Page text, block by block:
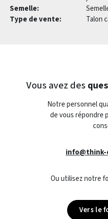
Semelle:
Type de vente:
Talon
Vous avez des
Notre personnel
de vous répondre
Ou utilisez notre
Vers le